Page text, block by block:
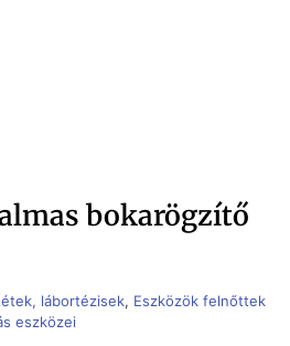
bokarögzítő
lábortézisek, Eszközök felnőttek
eszközei